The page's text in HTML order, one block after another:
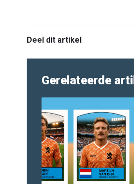
Deel dit artikel
Gerelateerde